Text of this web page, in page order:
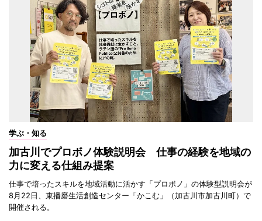
学ぶ・知る
加古川でプロボノ体験説明会 仕事の経験を地域の
力に変える仕組み提案
仕事で培ったスキルを地域活動に活かす「プロボノ」の体験型説明会が
8月22日、東播磨生活創造センター「かこむ」（加古川市加古川町）で
開催される。